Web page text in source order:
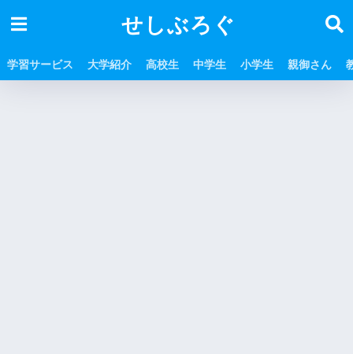
せしぶろぐ
学習サービス 大学紹介 高校生 中学生 小学生 親御さん